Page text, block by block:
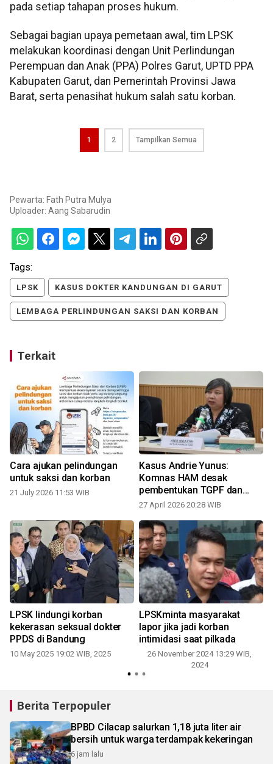
pada setiap tahapan proses hukum.
Sebagai bagian upaya pemetaan awal, tim LPSK
melakukan koordinasi dengan Unit Perlindungan
Perempuan dan Anak (PPA) Polres Garut, UPTD PPA
Kabupaten Garut, dan Pemerintah Provinsi Jawa
Barat, serta penasihat hukum salah satu korban.
1 2 Tampilkan Semua
Pewarta: Fath Putra Mulya
Uploader: Aang Sabarudin
Tags:
LPSK KASUS DOKTER KANDUNGAN DI GARUT
LEMBAGA PERLINDUNGAN SAKSI DAN KORBAN
Terkait
Cara ajukan pelindungan
untuk saksi dan korban
21 July 2026 11:53 WIB
Kasus Andrie Yunus:
Komnas HAM desak
pembentukan TGPF dan
Revisi UU Peradilan Militer
27 April 2026 20:28 WIB
LPSK lindungi korban
kekerasan seksual dokter
PPDS di Bandung
10 May 2025 19:02 WIB, 2025
LPSKminta masyarakat
lapor jika jadi korban
intimidasi saat pilkada
26 November 2024 13:29 WIB,
2024
Berita Terpopuler
BPBD Cilacap salurkan 1,18 juta liter air
bersih untuk warga terdampak kekeringan
6 jam lalu